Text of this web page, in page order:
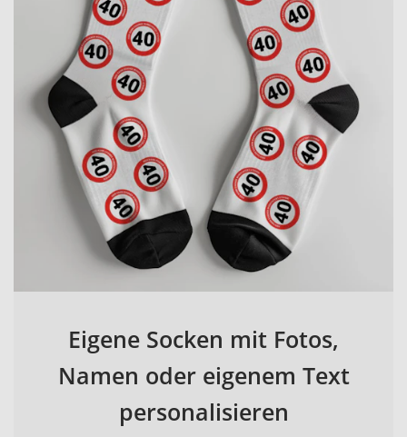
Eigene Socken mit Fotos,
Namen oder eigenem Text
personalisieren